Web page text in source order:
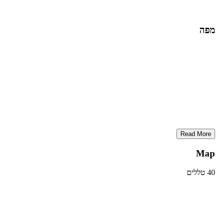
מפה
Read More
Map
40 טללים